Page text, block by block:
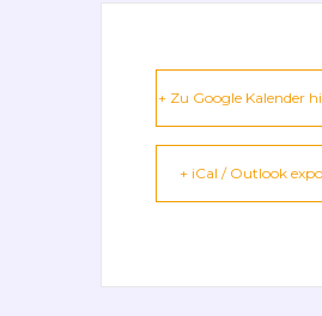
+ Zu Google Kalender
+ iCal / Outlook